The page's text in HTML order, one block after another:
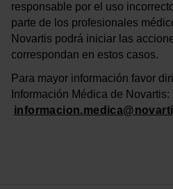
responsable por el uso
parte de los profesionales
Novartis podrá iniciar las
correspondan en estos casos.
Para mayor información favor
Información Médica de Novartis: